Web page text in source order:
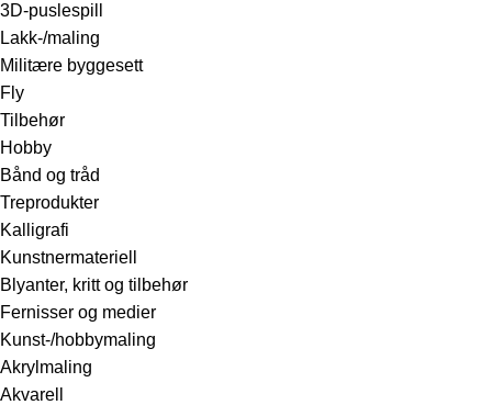
3D-puslespill
Lakk-/maling
Militære byggesett
Fly
Tilbehør
Hobby
Bånd og tråd
Treprodukter
Kalligrafi
Kunstnermateriell
Blyanter, kritt og tilbehør
Fernisser og medier
Kunst-/hobbymaling
Akrylmaling
Akvarell